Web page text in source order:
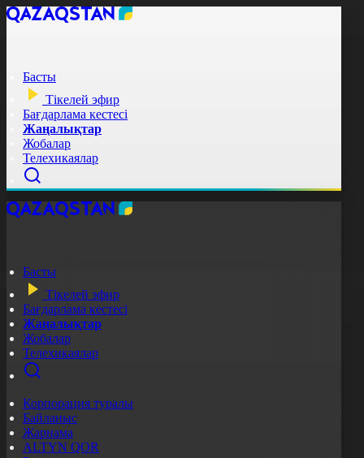
Басты
Тікелей эфир
Бағдарлама кестесі
Жаңалықтар
Жобалар
Телехикаялар
Басты
Тікелей эфир
Бағдарлама кестесі
Жаңалықтар
Жобалар
Телехикаялар
Корпорация туралы
Байланыс
Жарнама
ALTYN QOR